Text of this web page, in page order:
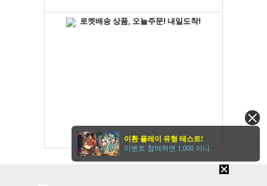
이환 플레이 유형 테스트!
이벤트 참여하면 1,000 이니